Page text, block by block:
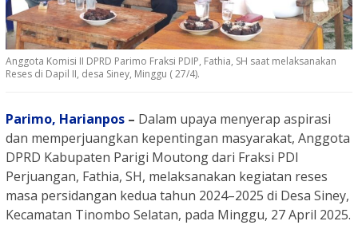
Anggota Komisi II DPRD Parimo Fraksi PDIP, Fathia, SH saat melaksanakan
Reses di Dapil II, desa Siney, Minggu ( 27/4).
Parimo, Harianpos – Dalam upaya menyerap aspirasi
dan memperjuangkan kepentingan masyarakat, Anggota
DPRD Kabupaten Parigi Moutong dari Fraksi PDI
Perjuangan, Fathia, SH, melaksanakan kegiatan reses
masa persidangan kedua tahun 2024–2025 di Desa Siney,
Kecamatan Tinombo Selatan, pada Minggu, 27 April 2025.